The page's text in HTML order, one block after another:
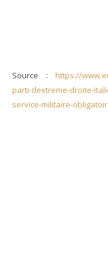
Source : https://
parti-dextreme-droite-
service-militaire-